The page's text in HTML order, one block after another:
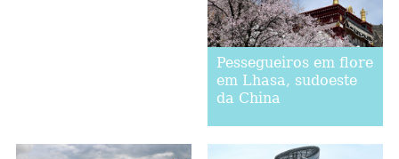
Pessegueiros em flore
em Lhasa, sudoeste
da China